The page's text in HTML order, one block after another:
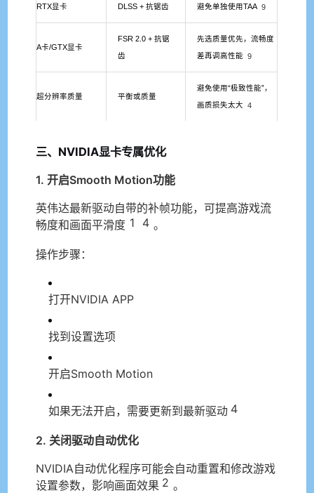
RTX显卡 DLSS + 抗锯齿 避免单独使用TAA 9
A卡/GTX显卡
FSR 2.0 + 抗锯
齿
先选质量优先，流畅度
差再调高性能
9
超分辨率质量 平衡或质量
避免使用“极致性能”，
画质损失太大
4
三、NVIDIA显卡专属优化
1. 开启Smooth Motion功能
英伟达最新驱动自带的补帧功能，可提高游戏流
畅度和画面平滑度 1 4 。
操作步骤：
打开NVIDIA APP
找到设置选项
开启Smooth Motion
如果无法开启，需要更新到最新驱动 4
2. 关闭驱动自动优化
NVIDIA自动优化程序可能会自动重置和修改游戏
设置参数，影响画面效果 2 。